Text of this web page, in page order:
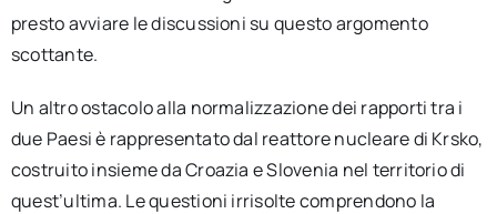
presto avviare le discussioni su questo argomento
scottante.
Un altro ostacolo alla normalizzazione dei rapporti tra i
due Paesi è rappresentato dal reattore nucleare di Krsko,
costruito insieme da Croazia e Slovenia nel territorio di
quest’ultima. Le questioni irrisolte comprendono la